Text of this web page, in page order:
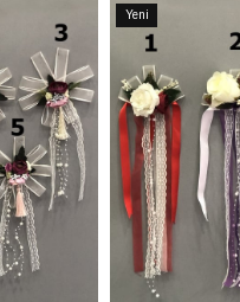
İndirim
%47İndirim
Yeni
Ürün